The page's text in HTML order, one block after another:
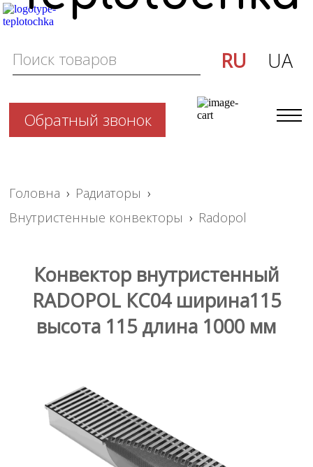
Обратный звонок
RU UA
Головна › Радиаторы ›
Внутристенные конвекторы › Radopol
Конвектор внутристенный
RADOPOL КС04 ширина115
высота 115 длина 1000 мм